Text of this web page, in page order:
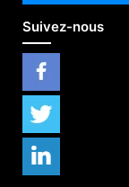
Suivez-nous